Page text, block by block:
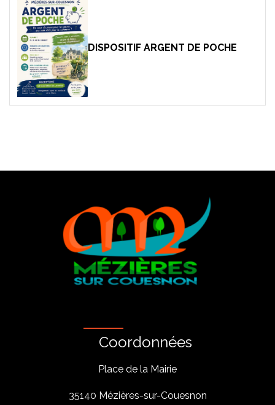
DISPOSITIF ARGENT DE POCHE
Coordonnées
Place de la Mairie
35140 Mézières-sur-Couesnon